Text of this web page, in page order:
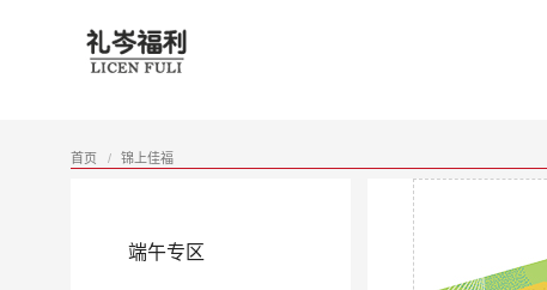
首页 / 锦上佳福
端午专区